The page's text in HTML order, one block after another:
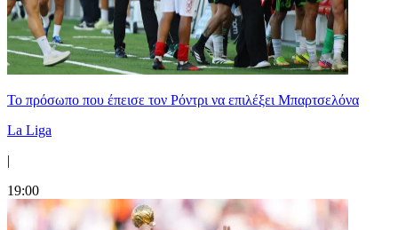
Το πρόσωπο που έπεισε τον Ρόντρι να επιλέξει Μπαρτσελόνα
La Liga
|
19:00